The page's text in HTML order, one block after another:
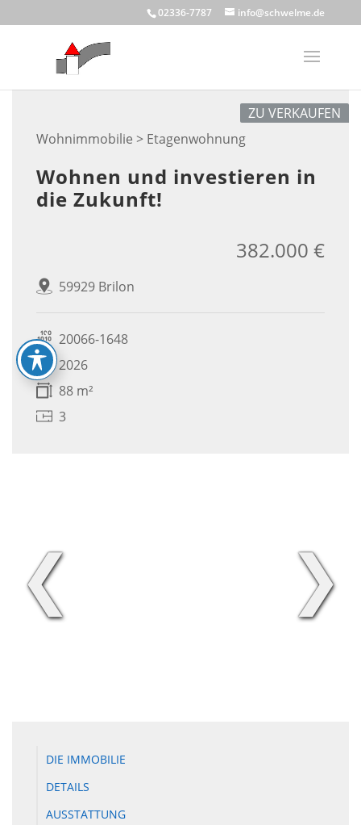
to
02336-7787 info@schwelme.de
Wohnimmobilie > Etagenwohnung
ZU VERKAUFEN
Wohnen und investieren in
die Zukunft!
59929 Brilon
382.000 €
20066-1648
2026
88 m²
3
❮ ❯
DIE IMMOBILIE
DETAILS
AUSSTATTUNG